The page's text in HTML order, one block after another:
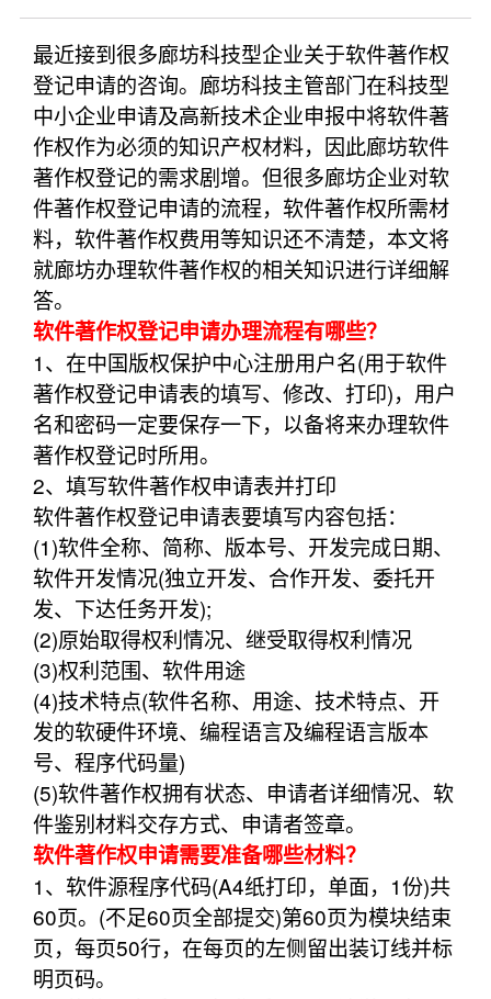
最近接到很多廊坊科技型企业关于软件著作权
登记申请的咨询。廊坊科技主管部门在科技型
中小企业申请及高新技术企业申报中将软件著
作权作为必须的知识产权材料，因此廊坊软件
著作权登记的需求剧增。但很多廊坊企业对软
件著作权登记申请的流程，软件著作权所需材
料，软件著作权费用等知识还不清楚，本文将
就廊坊办理软件著作权的相关知识进行详细解
答。
软件著作权登记申请办理流程有哪些？
1、在中国版权保护中心注册用户名(用于软件
著作权登记申请表的填写、修改、打印)，用户
名和密码一定要保存一下，以备将来办理软件
著作权登记时所用。
2、填写软件著作权申请表并打印
软件著作权登记申请表要填写内容包括：
(1)软件全称、简称、版本号、开发完成日期、
软件开发情况(独立开发、合作开发、委托开
发、下达任务开发);
(2)原始取得权利情况、继受取得权利情况
(3)权利范围、软件用途
(4)技术特点(软件名称、用途、技术特点、开
发的软硬件环境、编程语言及编程语言版本
号、程序代码量)
(5)软件著作权拥有状态、申请者详细情况、软
件鉴别材料交存方式、申请者签章。
软件著作权申请需要准备哪些材料？
1、软件源程序代码(A4纸打印，单面，1份)共
60页。(不足60页全部提交)第60页为模块结束
页，每页50行，在每页的左侧留出装订线并标
明页码。